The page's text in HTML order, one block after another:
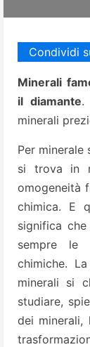
Condividi
Minerali
il diamante.
minerali
Per minerale
si trova in
omogeneità
chimica. E
significa
sempre le
chimiche.
minerali si
studiare,
dei minerali,